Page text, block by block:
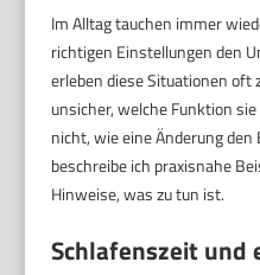
Im Alltag tauchen immer
richtigen Einstellungen den
erleben diese Situationen oft
unsicher, welche Funktion
nicht, wie eine Änderung
beschreibe ich praxisnahe
Hinweise, was zu tun ist.
Schlafenszeit und